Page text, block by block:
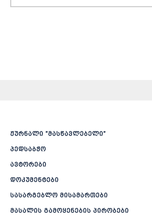
ჟურნალი ”მასწავლებელი”
პედსაბჭო
ავტორები
დოკუმენტები
სასარგებლო მისამართები
მასალის გამოყენების პირობები